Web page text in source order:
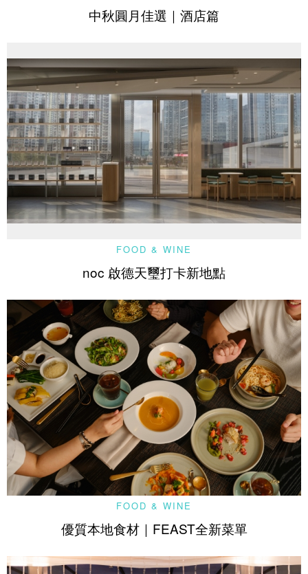
中秋圓月佳選｜酒店篇
FOOD & WINE
noc 啟德天璽打卡新地點
FOOD & WINE
優質本地食材｜FEAST全新菜單